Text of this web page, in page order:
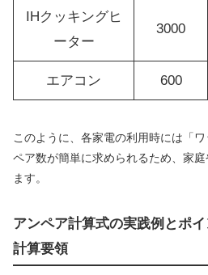
IHクッキングヒ
ーター
3000
エアコン 600
このように、各家電の利用時には「
ペア数が簡単に求められるため、家
ます。
アンペア計算式の実践例とポ
計算要領